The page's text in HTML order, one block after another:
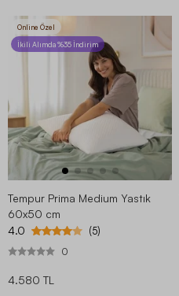
Online Özel
İkili Alımda %35 İndirim
Tempur Prima Medium Yastık
60x50 cm
4.0
(5)
0
4.580 TL